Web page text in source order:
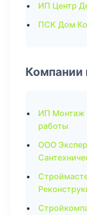
ИП Центр
ПСК Дом
Компании
ИП Монтаж
работы
ООО